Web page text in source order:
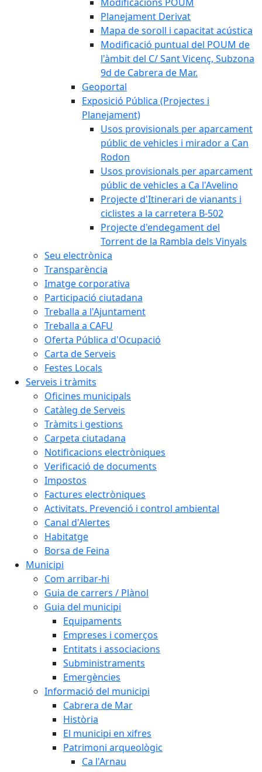
Planejament Derivat
Mapa de soroll i capacitat acústica
Modificació puntual del POUM de
l'àmbit del C/ Sant Vicenç, Subzona
9d de Cabrera de Mar.
Geoportal
Exposició Pública (Projectes i
Planejament)
Usos provisionals per aparcament
públic de vehicles i mirador a Can
Rodon
Usos provisionals per aparcament
públic de vehicles a Ca l'Avelino
Projecte d'Itinerari de vianants i
ciclistes a la carretera B-502
Projecte d'endegament del
Torrent de la Rambla dels Vinyals
Seu electrònica
Transparència
Imatge corporativa
Participació ciutadana
Treballa a l'Ajuntament
Treballa a CAFU
Oferta Pública d'Ocupació
Carta de Serveis
Festes Locals
Serveis i tràmits
Oficines municipals
Catàleg de Serveis
Tràmits i gestions
Carpeta ciutadana
Notificacions electròniques
Verificació de documents
Impostos
Factures electròniques
Activitats. Prevenció i control ambiental
Canal d'Alertes
Habitatge
Borsa de Feina
Municipi
Com arribar-hi
Guia de carrers / Plànol
Guia del municipi
Equipaments
Empreses i comerços
Entitats i associacions
Subministraments
Emergències
Informació del municipi
Cabrera de Mar
Història
El municipi en xifres
Patrimoni arqueològic
Ca l'Arnau